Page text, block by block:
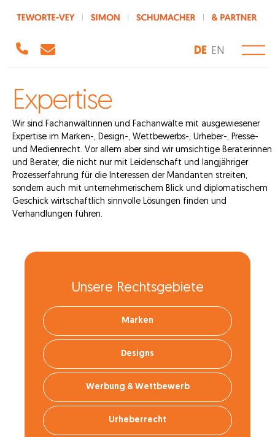
DE EN
Expertise
Wir sind Fachanwältinnen und Fachanwälte mit ausgewiesener
Expertise im Marken-, Design-, Wettbewerbs-, Urheber-, Presse-
und Medienrecht. Vor allem aber sind wir umsichtige Beraterinnen
und Berater, die nicht nur mit Leidenschaft und langjähriger
Prozesserfahrung für die Interessen der Mandanten streiten,
sondern auch mit unternehmerischem Blick und diplomatischem
Geschick wirtschaftlich sinnvolle Lösungen finden und
Verhandlungen führen.
Unsere Rechtsgebiete
Marken
Designs
Werbung & Wettbewerb
Urheberrecht